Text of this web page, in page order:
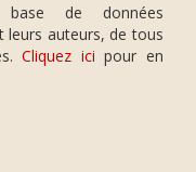
de données
leurs auteurs, de tous
Cliquez ici pour en